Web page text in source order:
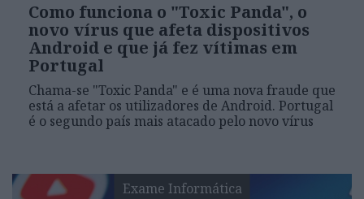
Como funciona o "Toxic Panda", o
novo vírus que afeta dispositivos
Android e que já fez vítimas em
Portugal
Chama-se "Toxic Panda" e é uma nova fraude que
está a afetar os utilizadores de Android. Portugal
é o segundo país mais atacado pelo novo vírus
Exame Informática